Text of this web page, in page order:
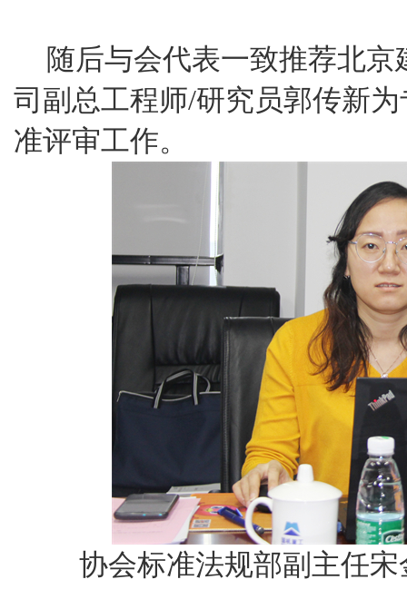
随后与会代表一致推荐北
司副总工程师/研究员郭传新
准评审工作。
协会标准法规部副主任